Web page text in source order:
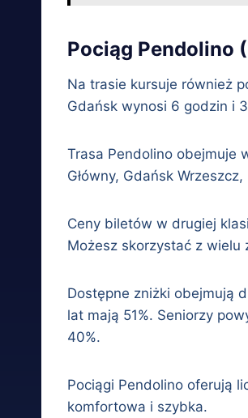
Pociąg Pendolino
Na trasie kursuje również
Gdańsk wynosi 6 godzin i
Trasa Pendolino obejmuje
Główny, Gdańsk
Ceny biletów w drugiej
Możesz skorzystać z wielu
Dostępne zniżki obejmują
lat mają 51%. Seniorzy
40%.
Pociągi Pendolino oferują
komfortowa i szybka.